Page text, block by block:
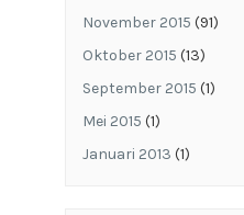
November 2015 (91)
Oktober 2015 (13)
September 2015 (1)
Mei 2015 (1)
Januari 2013 (1)